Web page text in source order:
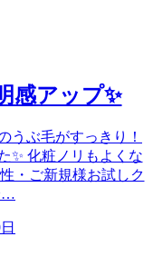
感アップ✨
うぶ毛がすっきり！
✨ 化粧ノリもよくな
・ご新規様お試しク
…